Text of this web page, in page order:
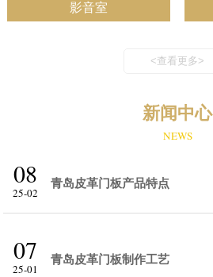
影音室
<查看更多>
新闻中心
NEWS
08
25-02
青岛皮革门板产品特点
07
25-01
青岛皮革门板制作工艺